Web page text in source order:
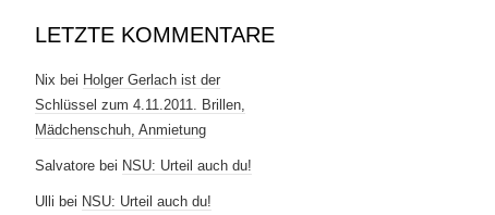
LETZTE KOMMENTARE
Nix bei Holger Gerlach ist der
Schlüssel zum 4.11.2011. Brillen,
Mädchenschuh, Anmietung
Salvatore bei NSU: Urteil auch du!
Ulli bei NSU: Urteil auch du!